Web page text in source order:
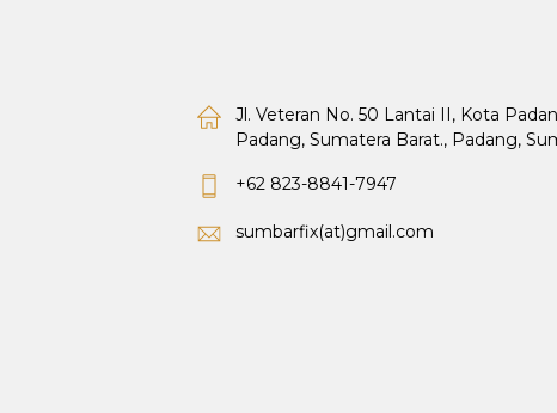
Jl. Veteran No. 50 Lantai II, Kota
Padang, Sumatera Barat., Padang,
+62 823-8841-7947
sumbarfix(at)gmail.com